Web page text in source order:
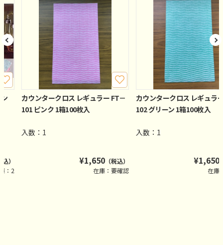
）
：2
カウンタークロス レギュラー FT－
101 ピンク 1箱100枚入
入数：1
¥1,650 （税込）
在庫：要確認
カウンタークロス レギュラ
102 グリーン 1箱100枚入
入数：1
¥1,650
在庫